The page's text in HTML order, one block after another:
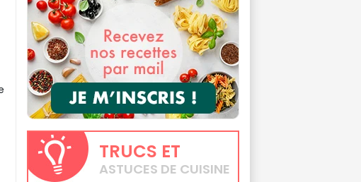
TRUCS ET
ASTUCES DE CUISINE